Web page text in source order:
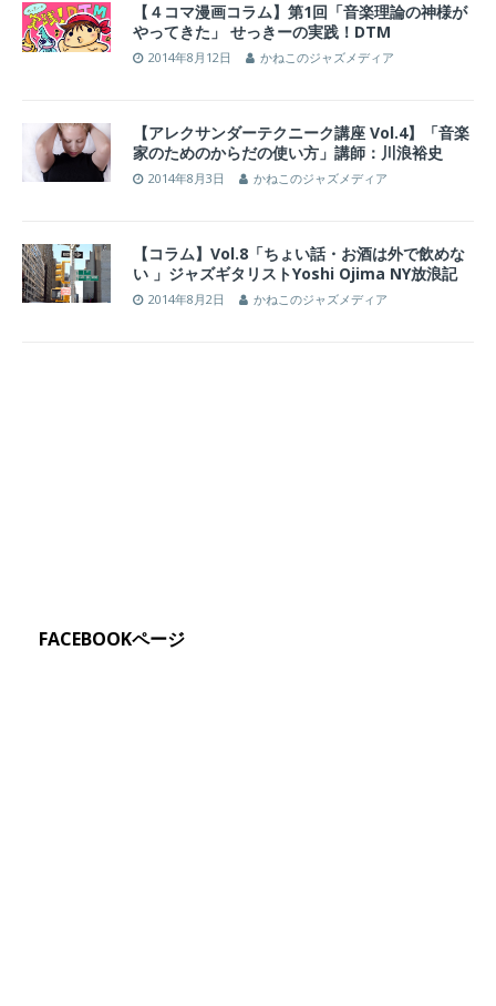
【４コマ漫画コラム】第1回「音楽理論の神様が
やってきた」 せっきーの実践！DTM
2014年8月12日 かねこのジャズメディア
【アレクサンダーテクニーク講座 Vol.4】「音楽
家のためのからだの使い方」講師：川浪裕史
2014年8月3日 かねこのジャズメディア
【コラム】Vol.8「ちょい話・お酒は外で飲めな
い 」ジャズギタリストYoshi Ojima NY放浪記
2014年8月2日 かねこのジャズメディア
FACEBOOKページ